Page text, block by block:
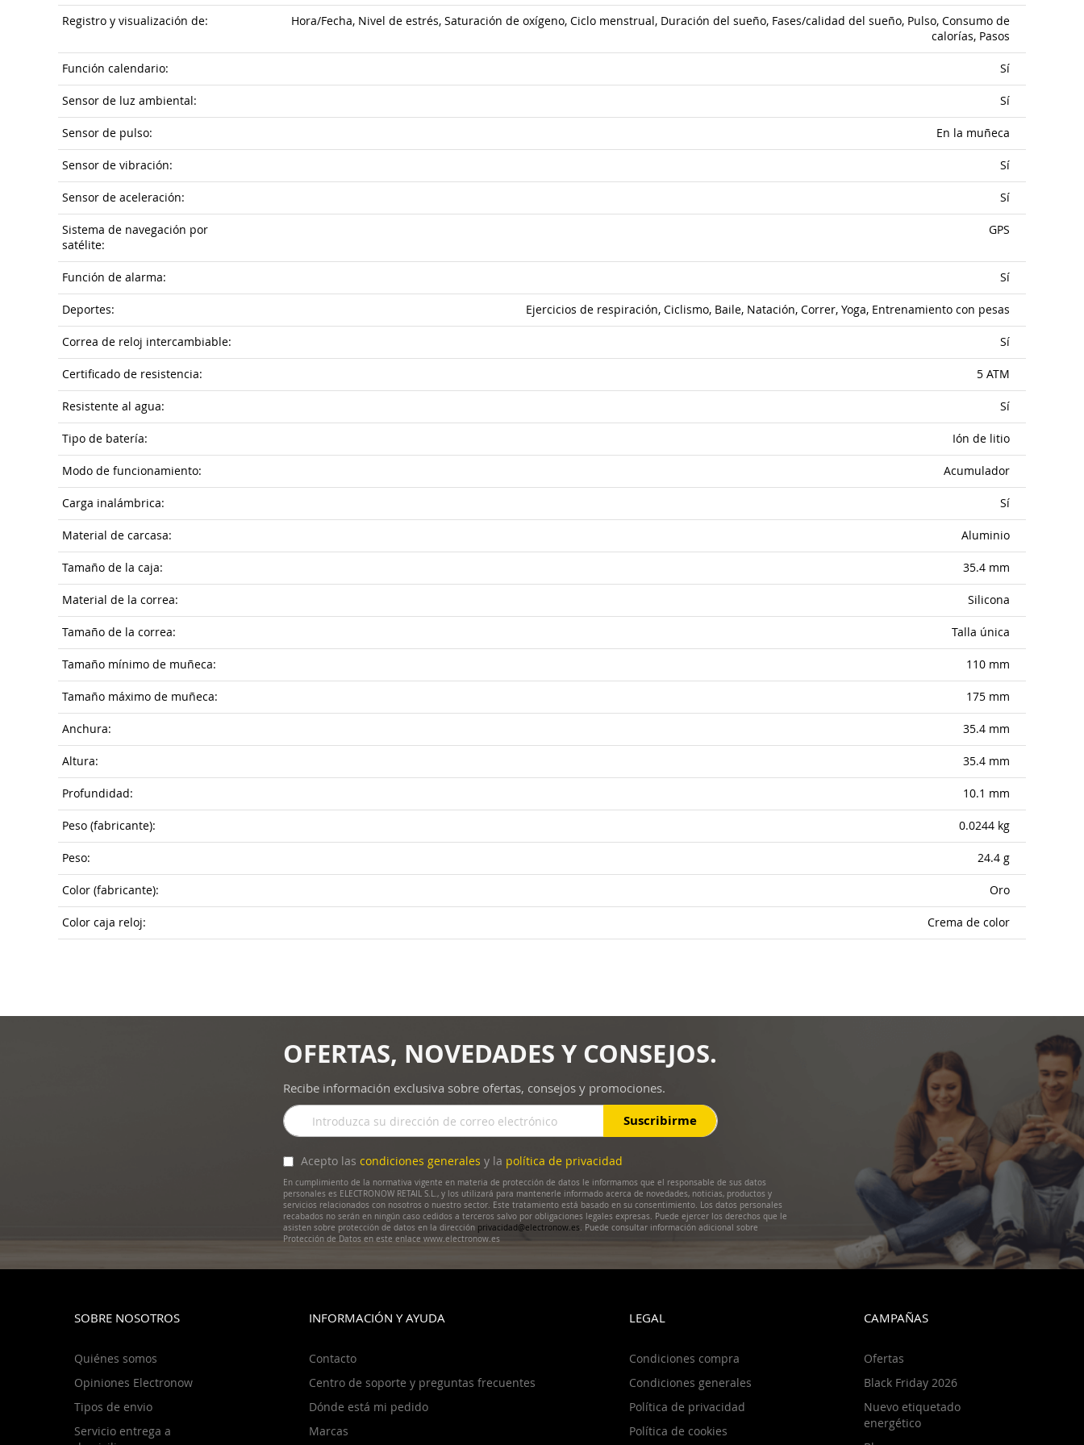
Registro y visualización de:
Hora/Fecha, Nivel de estrés, Saturación de oxígeno, Ciclo menstrual, Duración del sueño, Fases/calidad del sueño, Pulso, Consumo de
calorías, Pasos
Función calendario: Sí
Sensor de luz ambiental: Sí
Sensor de pulso: En la muñeca
Sensor de vibración: Sí
Sensor de aceleración: Sí
Sistema de navegación por
satélite:
GPS
Función de alarma: Sí
Deportes: Ejercicios de respiración, Ciclismo, Baile, Natación, Correr, Yoga, Entrenamiento con pesas
Correa de reloj intercambiable: Sí
Certificado de resistencia: 5 ATM
Resistente al agua: Sí
Tipo de batería: Ión de litio
Modo de funcionamiento: Acumulador
Carga inalámbrica: Sí
Material de carcasa: Aluminio
Tamaño de la caja: 35.4 mm
Material de la correa: Silicona
Tamaño de la correa: Talla única
Tamaño mínimo de muñeca: 110 mm
Tamaño máximo de muñeca: 175 mm
Anchura: 35.4 mm
Altura: 35.4 mm
Profundidad: 10.1 mm
Peso (fabricante): 0.0244 kg
Peso: 24.4 g
Color (fabricante): Oro
Color caja reloj: Crema de color
OFERTAS, NOVEDADES Y CONSEJOS.
Recibe información exclusiva sobre ofertas, consejos y promociones.
Inscríbase
a
boletín
de
noticias:
Suscribirme
Acepto las condiciones generales y la política de privacidad
En cumplimiento de la normativa vigente en materia de protección de datos le informamos que el responsable de sus datos
personales es ELECTRONOW RETAIL S.L., y los utilizará para mantenerle informado acerca de novedades, noticias, productos y
servicios relacionados con nosotros o nuestro sector. Este tratamiento está basado en su consentimiento. Los datos personales
recabados no serán en ningún caso cedidos a terceros salvo por obligaciones legales expresas. Puede ejercer los derechos que le
asisten sobre protección de datos en la dirección privacidad@electronow.es. Puede consultar información adicional sobre
Protección de Datos en este enlace www.electronow.es
SOBRE NOSOTROS
Quiénes somos
Opiniones Electronow
Tipos de envio
Servicio entrega a
INFORMACIÓN Y AYUDA
Contacto
Centro de soporte y preguntas frecuentes
Dónde está mi pedido
Marcas
LEGAL
Condiciones compra
Condiciones generales
Política de privacidad
Política de cookies
CAMPAÑAS
Ofertas
Black Friday 2026
Nuevo etiquetado
energético